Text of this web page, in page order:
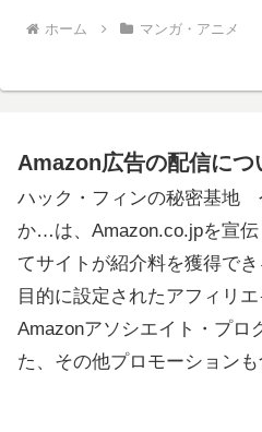
ホーム マンガ・アニメ
Amazon広告の配信につ
ハック・フィンの秘密基地
か…は、Amazon.co.jpを宣
てサイトが紹介料を獲得で
目的に設定されたアフィリ
Amazonアソシエイト・プロ
た、その他プロモーションも